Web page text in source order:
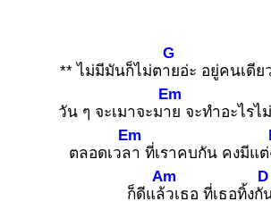
** ไม่มีมันก็ไม่ตาย
G
อ่ะ อยู่คนเดี
วัน ๆ จะเมาจะมาย
Em
จะทำอะไรไ
ตลอดเวลา
Em
ที่เราคบกัน คงมีแ
ก็ดีแล้ว
Am
เธอ ที่เธอทิ้งกั
D